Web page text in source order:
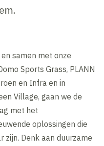
samen met onze
Sports Grass, PLANN
en Infra en in
Village, gaan we de
met het
oplossingen die
Denk aan duurzame